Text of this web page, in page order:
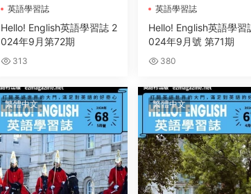
英語學習誌
Hello! English英語學習誌 2
024年9月第72期
313
英語學習誌
Hello! English英語學習
024年9月號 第71期
380
繁體中文 繁體中文